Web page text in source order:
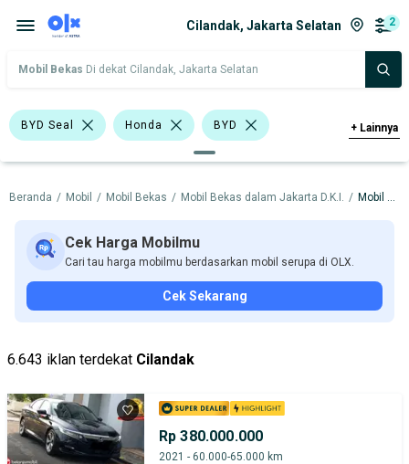
Cilandak, Jakarta Selatan 2
Mobil Bekas Di dekat Cilandak, Jakarta Selatan
BYD Seal Honda BYD
Harga Merek Dan Model Tahun
Tipe Bodi Tipe Membership
+ Lainnya
Beranda / Mobil / Mobil Bekas / Mobil Bekas dalam Jakarta D.K.I. / Mobil Bekas dalam Jakarta Selatan
Cek Harga Mobilmu
Cari tau harga mobilmu berdasarkan mobil serupa di OLX.
Cek Sekarang
6.643 iklan terdekat Cilandak
Rp 380.000.000
2021 - 60.000-65.000 km